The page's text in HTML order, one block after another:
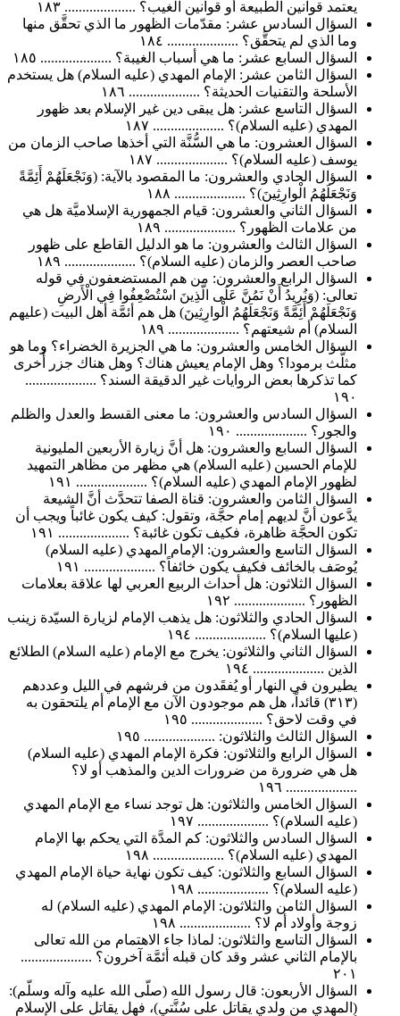
يعتمد قوانين الطبيعة أو قوانين الغيب؟ .................... ١٨٣
السؤال السادس عشر: مقدّمات الظهور ما الذي تحقَّق منها
وما الذي لم يتحقَّق؟ .................... ١٨٤
السؤال السابع عشر: ما هي أسباب الغيبة؟ .................... ١٨٥
السؤال الثامن عشر: الإمام المهدي (عليه السلام) هل يستخدم
الأسلحة والتقنيات الحديثة؟ .................... ١٨٦
السؤال التاسع عشر: هل يبقى دين غير الإسلام بعد ظهور
المهدي (عليه السلام)؟ .................... ١٨٧
السؤال العشرون: ما هي السُّنَّة التي أخذها صاحب الزمان من
يوسف (عليه السلام)؟ .................... ١٨٧
السؤال الحادي والعشرون: ما المقصود بالآية: (وَنَجْعَلَهُمْ أَئِمَّةً
وَنَجْعَلَهُمُ الْوارِثِينَ)؟ .................... ١٨٨
السؤال الثاني والعشرون: قيام الجمهورية الإسلاميَّة هل هي
من علامات الظهور؟ .................... ١٨٩
السؤال الثالث والعشرون: ما هو الدليل القاطع على ظهور
صاحب العصر والزمان (عليه السلام)؟ .................... ١٨٩
السؤال الرابع والعشرون: من هم المستضعفون في قوله
تعالى: (وَنُرِيدُ أَنْ نَمُنَّ عَلَى الَّذِينَ اسْتُضْعِفُوا فِي الْأَرضِ
وَنَجْعَلَهُمْ أَئِمَّةً وَنَجْعَلَهُمُ الْوارِثِينَ) هل هم أئمَّة أهل البيت (عليهم
السلام) أم شيعتهم؟ .................... ١٨٩
السؤال الخامس والعشرون: ما هي الجزيرة الخضراء؟ وما هو
مثلَّث برمودا؟ وهل الإمام يعيش هناك؟ وهل هناك جزر أُخرى
كما تذكرها بعض الروايات غير الدقيقة السند؟ ....................
السؤال السادس والعشرون: ما معنى القسط والعدل والظلم
والجور؟ .................... ١٩٠
السؤال السابع والعشرون: هل أنَّ زيارة الأربعين المليونية
للإمام الحسين (عليه السلام) هي مظهر من مظاهر التمهيد
لظهور الإمام المهدي (عليه السلام)؟ .................... ١٩١
السؤال الثامن والعشرون: قناة الصفا تتحدَّث أنَّ الشيعة
يدَّعون أنَّ لديهم إمام حجَّة، وتقول: كيف يكون غائباً ويجب أن
تكون الحجَّة ظاهرة، فكيف تكون غائبة؟ .................... ١٩١
السؤال التاسع والعشرون: الإمام المهدي (عليه السلام)
يُوصَف بالخائف فكيف يكون خائفاً؟ .................... ١٩١
السؤال الثلاثون: هل أحداث الربيع العربي لها علاقة بعلامات
الظهور؟ .................... ١٩٢
السؤال الحادي والثلاثون: هل يذهب الإمام لزيارة السيّدة زينب
(عليها السلام)؟ .................... ١٩٤
السؤال الثاني والثلاثون: يخرج مع الإمام (عليه السلام) الطلائع
الذين .................... ١٩٤
يطيرون في النهار أو يُفقَدون من فرشهم في الليل وعددهم
(٣١٣) قائداً، هل هم موجودون الآن مع الإمام أم يلتحقون به
في وقت لاحق؟ .................... ١٩٥
السؤال الثالث والثلاثون: .................... ١٩٥
السؤال الرابع والثلاثون: فكرة الإمام المهدي (عليه السلام)
هل هي ضرورة من ضرورات الدين والمذهب أو لا؟
.................... ١٩٦
السؤال الخامس والثلاثون: هل توجد نساء مع الإمام المهدي
(عليه السلام)؟ .................... ١٩٧
السؤال السادس والثلاثون: كم المدَّة التي يحكم بها الإمام
المهدي (عليه السلام)؟ .................... ١٩٨
السؤال السابع والثلاثون: كيف تكون نهاية حياة الإمام المهدي
(عليه السلام)؟ .................... ١٩٨
السؤال الثامن والثلاثون: الإمام المهدي (عليه السلام) له
زوجة وأولاد أم لا؟ .................... ١٩٨
السؤال التاسع والثلاثون: لماذا جاء الاهتمام من الله تعالى
بالإمام الثاني عشر وقد كان قبله أئمَّة آخرون؟ ....................
السؤال الأربعون: قال رسول الله (صلّى الله عليه وآله وسلّم):
(المهدي من ولدي يقاتل على سُنَّتي)، فهل يقاتل على الإسلام